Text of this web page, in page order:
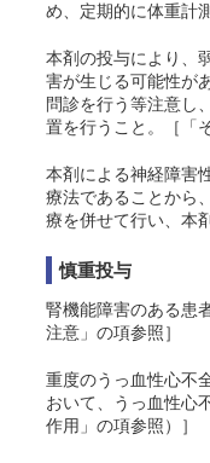
め、定期的に体重計
本剤の投与により、
害が生じる可能性が
問診を行う等注意し
置を行うこと。［「
本剤による神経障害
療法であることから
療を併せて行い、本
慎重投与
腎機能障害のある患
注意」の項参照］
重度のうっ血性心不
おいて、うっ血性心
作用」の項参照）］